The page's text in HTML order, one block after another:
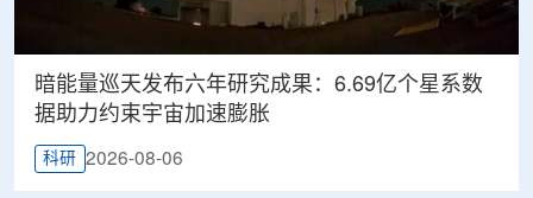
暗能量巡天发布六年研究成果：6.69亿个星系数
据助力约束宇宙加速膨胀
科研 2026-08-06